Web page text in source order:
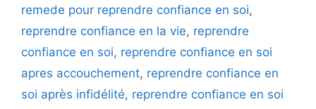
remede pour reprendre confiance en soi,
reprendre confiance en la vie, reprendre
confiance en soi, reprendre confiance en soi
apres accouchement, reprendre confiance en
soi après infidélité, reprendre confiance en soi